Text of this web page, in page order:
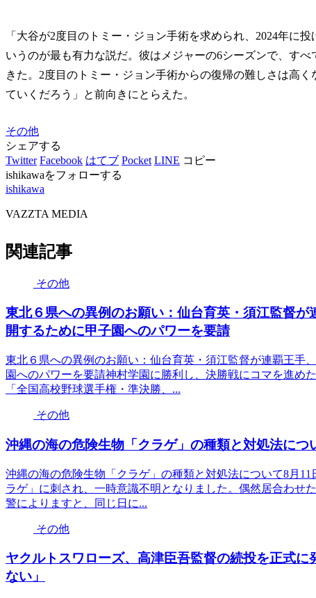
「大谷が2度目のトミー・ジョン手術を求められ、2024年に
いうのが最も有力な説だ。彼はメジャーの6シーズンで、す
きた。2度目のトミー・ジョン手術からの復帰の難しさは高
ていくだろう」と前向きにとらえた。
その他
シェアする
Twitter Facebook はてブ Pocket LINE コピー
ishikawaをフォローする
ishikawa
VAZZTA MEDIA
関連記事
その他
東北６県への異例のお願い：仙台育英・須江監督
開するために甲子園へのパワーを要請
東北６県への異例のお願い：仙台育英・須江監督が連覇王手
園へのパワーを要請神村学園に勝利し、決勝戦にコマを進め
「全国高校野球選手権・準決勝、...
その他
沖縄の海の危険生物「クラゲ」の種類と対処法につ
沖縄の海の危険生物「クラゲ」の種類と対処法について8月
ラゲ」に刺され、一時意識不明となりました。偶然居合わせ
警によりますと、同じ日に...
その他
ヤクルトスワローズ、高津臣吾監督の続投を正式
ない」